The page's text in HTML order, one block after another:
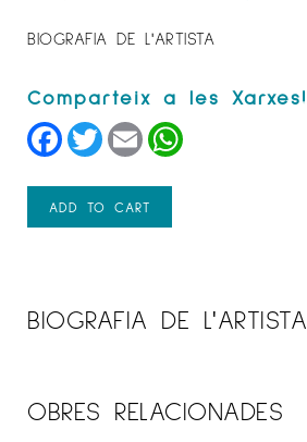
BIOGRAFIA DE L'ARTISTA
Facebook
TwitterEmail
ADD TO CART
BIOGRAFIA DE L'ARTISTA
OBRES RELACIONADES